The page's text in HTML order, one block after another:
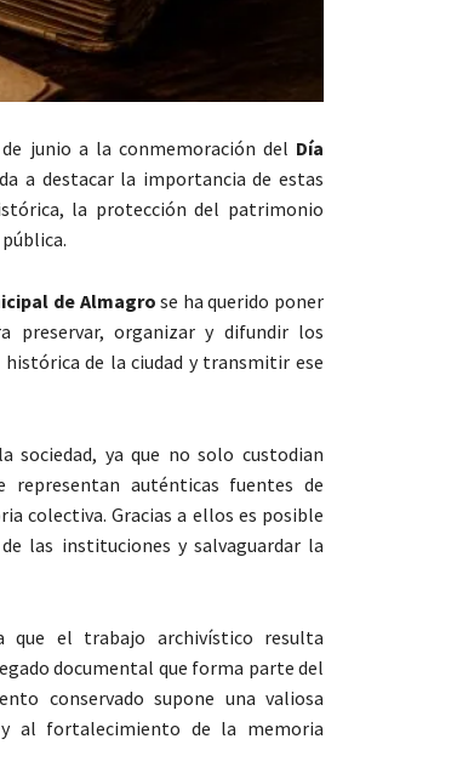
junio a la conmemoración del Día
a destacar la importancia de estas
la protección del patrimonio
de Almagrose ha querido poner
preservar, organizar y difundir los
de la ciudad y transmitir ese
sociedad, ya que no solo custodian
representan auténticas fuentes de
colectiva. Gracias a ellos es posible
las instituciones y salvaguardar la
que el trabajo archivístico resulta
documental que forma parte del
conservado supone una valiosa
al fortalecimiento de la memoria